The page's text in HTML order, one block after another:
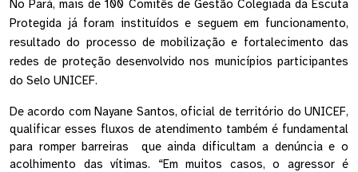
No Pará, mais de 100 Comitês de Gestão Colegiada da Escuta
Protegida já foram instituídos e seguem em funcionamento,
resultado do processo de mobilização e fortalecimento das
redes de proteção desenvolvido nos municípios participantes
do Selo UNICEF.
De acordo com Nayane Santos, oficial de território do UNICEF,
qualificar esses fluxos de atendimento também é fundamental
para romper barreiras  que ainda dificultam a denúncia e o
acolhimento das vítimas. “Em muitos casos, o agressor é